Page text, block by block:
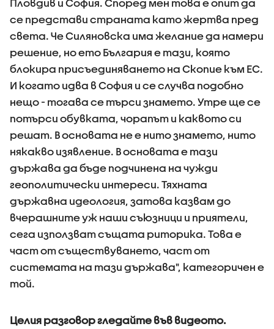
Пловдив и София. Според мен това е опит да
се представи страната като жертва пред
света. Че Силяновска има желание да намери
решение, но ето България е тази, която
блокира присъединяването на Скопие към ЕС.
И когато идва в София и се случва подобно
нещо - тогава се търси знамето. Утре ще се
потърси обувката, чорапът и каквото си
решат. В основата не е нито знамето, нито
някакво изявление. В основата е тази
държава да бъде подчинена на чужди
геополитически интереси. Тяхната
държавна идеология, затова казвам до
вчерашните уж наши съюзници и приятели,
сега използват същата риторика. Това е
част от съществуването, част от
системата на тази държава", категоричен е
той.
Целия разговор гледайте във видеото.